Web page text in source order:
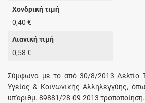
Χονδρική τιμή
0,40 €
Λιανική τιμή
0,58 €
Σύμφωνα με το από 30/8/2013 Δελτίο
Υγείας & Κοινωνικής Αλληλεγγύης,
υπ'αριθμ. 89881/28-09-2013 τροποποίηση.